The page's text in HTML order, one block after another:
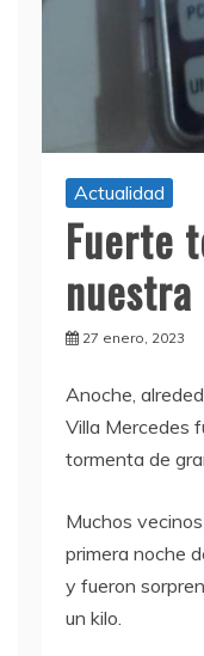
Actualidad
Fuerte
27 enero, 2023
Anoche,
Villa Mercedes
tormenta de
Muchos
primera noche
y fueron
un kilo.